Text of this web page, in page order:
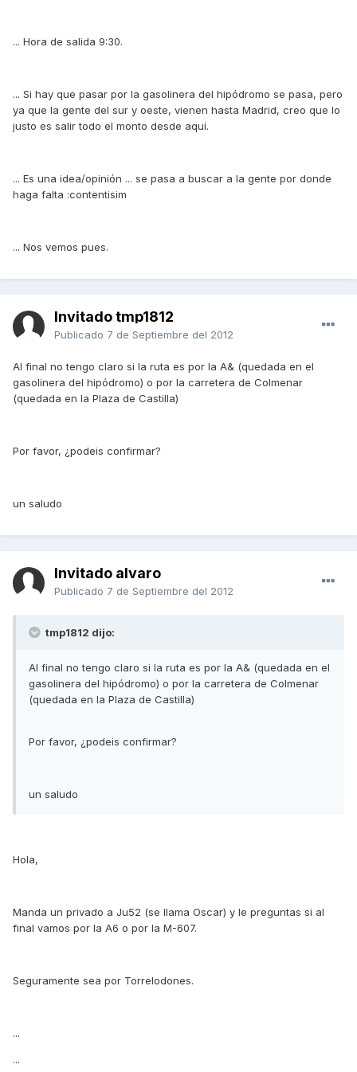
... Hora de salida 9:30.
... Si hay que pasar por la gasolinera del hipódromo se pasa, pero
ya que la gente del sur y oeste, vienen hasta Madrid, creo que lo
justo es salir todo el monto desde aquí.
... Es una idea/opinión ... se pasa a buscar a la gente por donde
haga falta :contentisim
... Nos vemos pues.
Invitado tmp1812
Publicado 7 de Septiembre del 2012
Al final no tengo claro si la ruta es por la A& (quedada en el
gasolinera del hipódromo) o por la carretera de Colmenar
(quedada en la Plaza de Castilla)
Por favor, ¿podeis confirmar?
un saludo
Invitado alvaro
Publicado 7 de Septiembre del 2012
tmp1812 dijo:
Al final no tengo claro si la ruta es por la A& (quedada en el
gasolinera del hipódromo) o por la carretera de Colmenar
(quedada en la Plaza de Castilla)
Por favor, ¿podeis confirmar?
un saludo
Hola,
Manda un privado a Ju52 (se llama Oscar) y le preguntas si al
final vamos por la A6 o por la M-607.
Seguramente sea por Torrelodones.
...
...